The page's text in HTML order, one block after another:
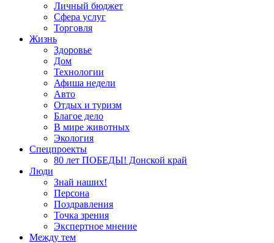
Личный бюджет
Сфера услуг
Торговля
Жизнь
Здоровье
Дом
Технологии
Афиша недели
Авто
Отдых и туризм
Благое дело
В мире животных
Экология
Спецпроекты
80 лет ПОБЕДЫ! Донской край
Люди
Знай наших!
Персона
Поздравления
Точка зрения
Экспертное мнение
Между тем